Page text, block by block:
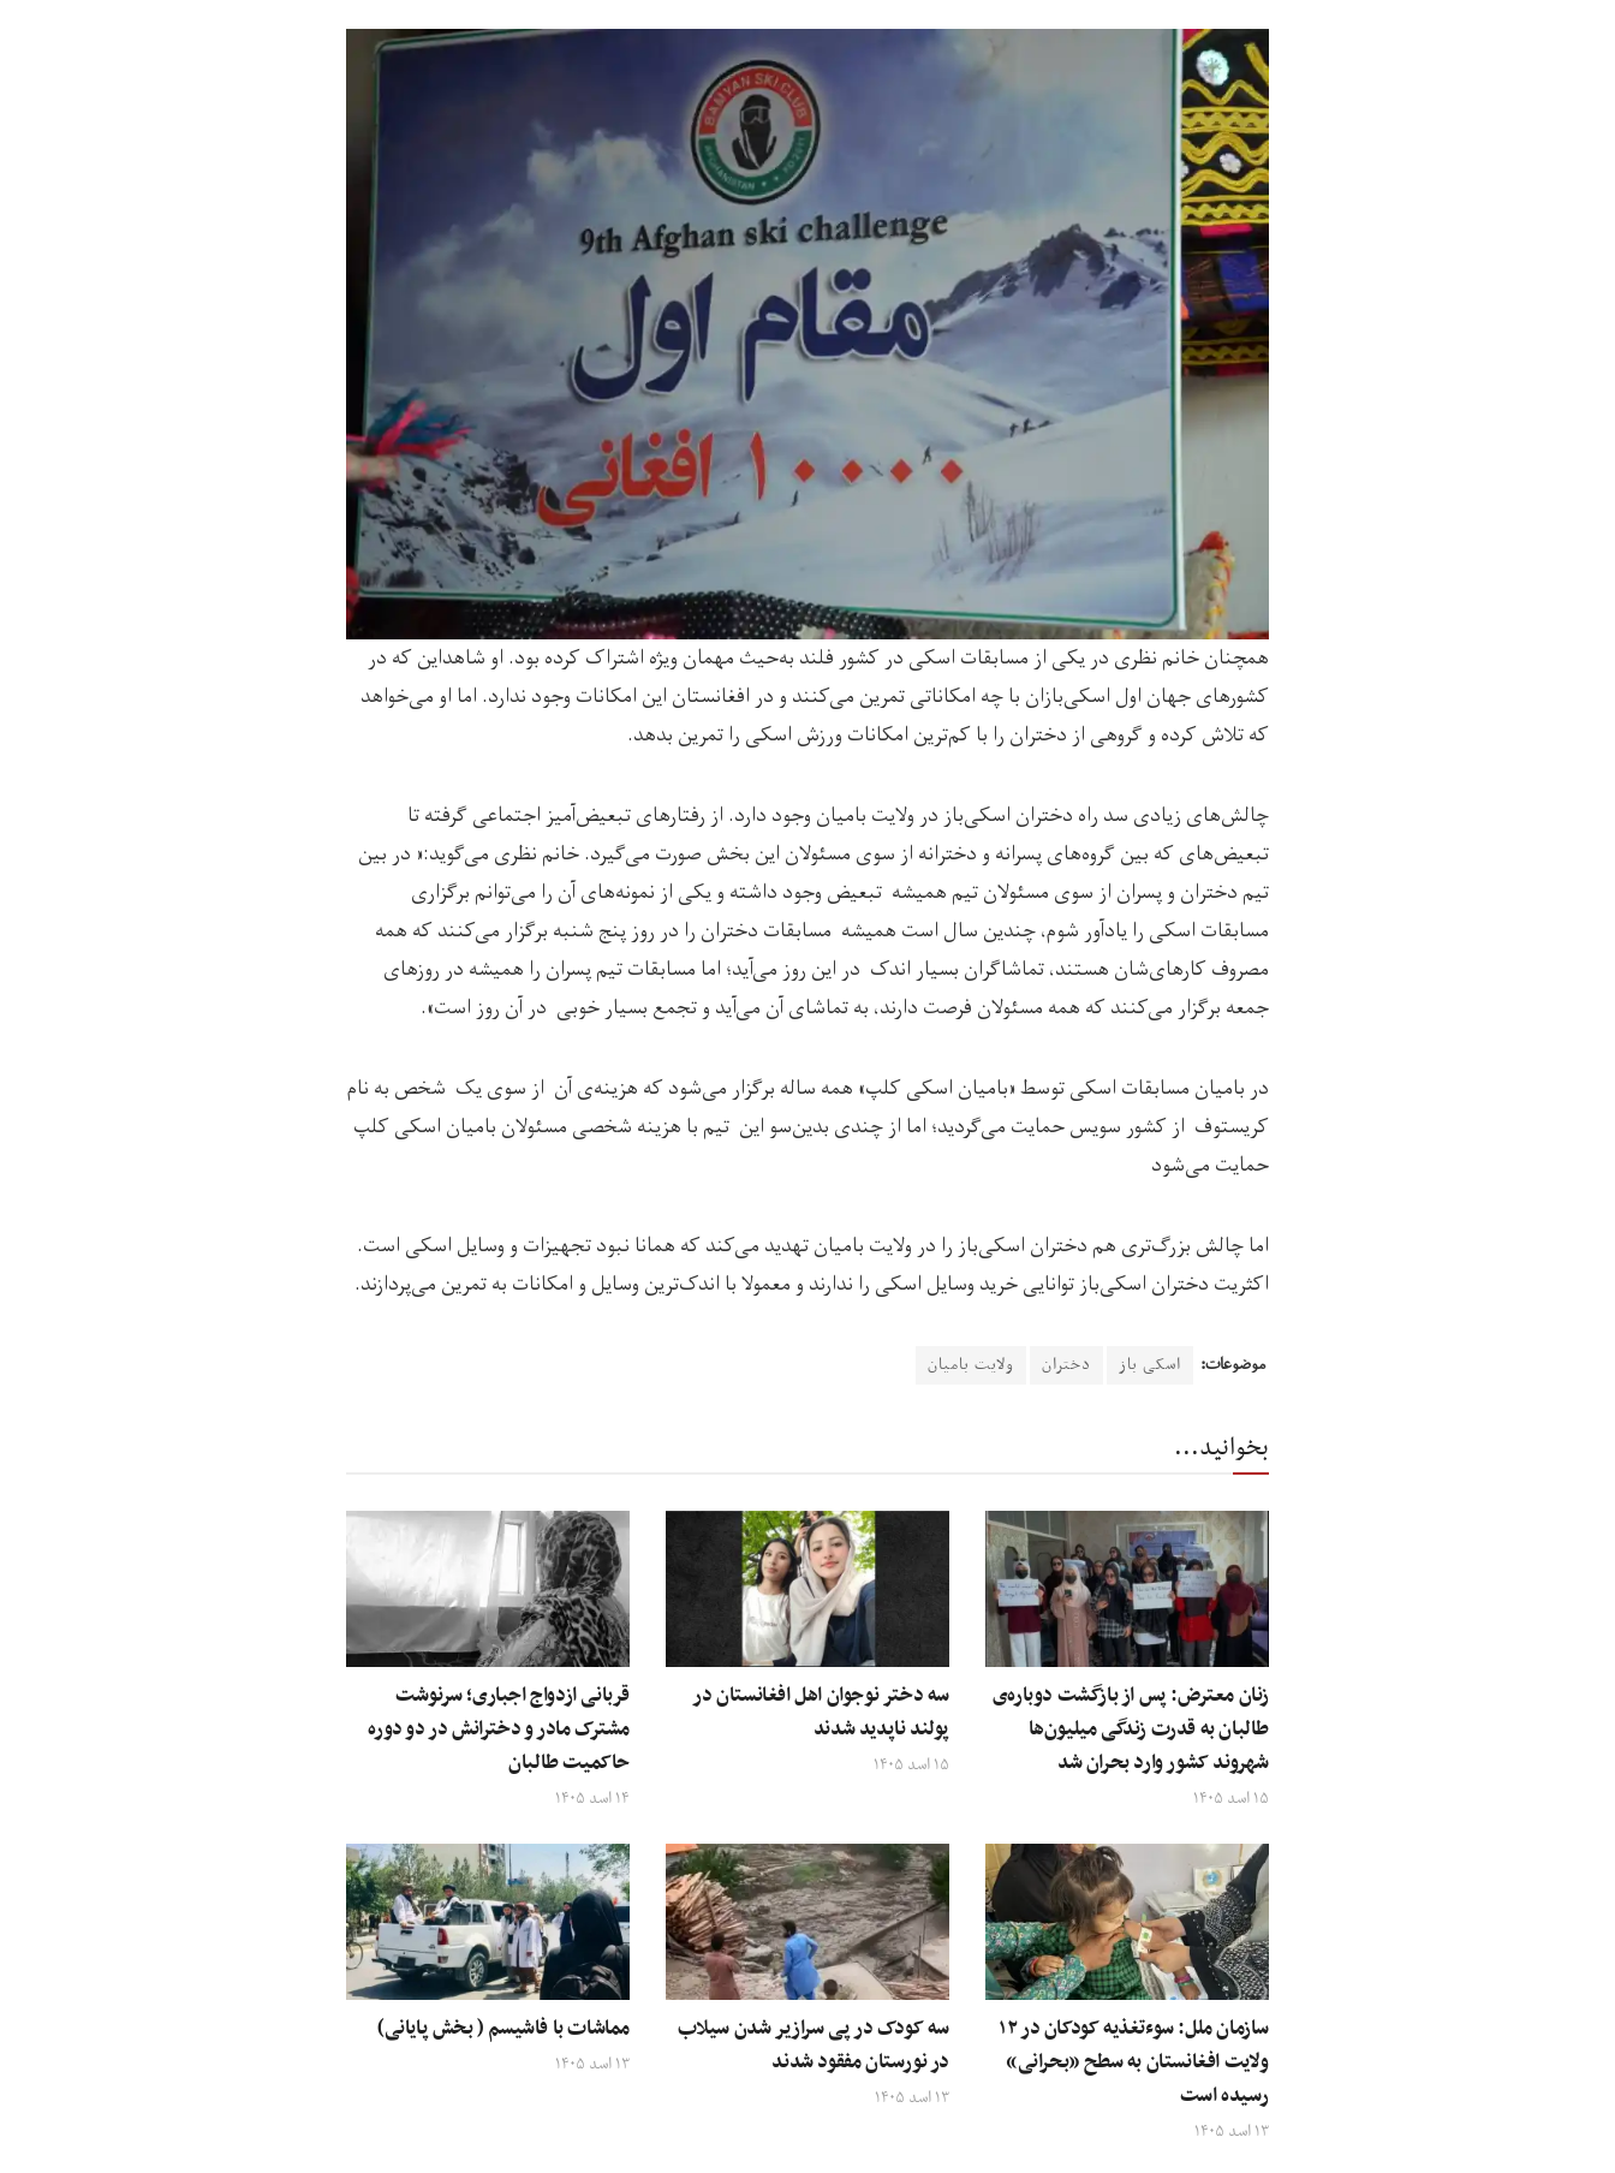
همچنان خانم نظری در یکی از مسابقات اسکی در کشور فلند به‌حیث مهمان ویژه اشتراک کرده بود. او شاهداین که در
کشورهای جهان اول اسکی‌بازان با چه امکاناتی تمرین می‌کنند و در افغانستان این امکانات وجود ندارد. اما او می‌خواهد
که تلاش کرده و گروهی از دختران را با کم‌ترین امکانات ورزش اسکی را تمرین بدهد.
چالش‌های زیادی سد راه دختران اسکی‌باز در ولایت بامیان وجود دارد. از رفتارهای تبعیض‌آمیز اجتماعی گرفته تا
تبعیض‌های که بین گروه‌های پسرانه و دخترانه از سوی مسئولان این بخش صورت می‌گیرد. خانم نظری می‌گوید:« در بین
تیم دختران و پسران از سوی مسئولان تیم همیشه تبعیض وجود داشته و یکی از نمونه‌های آن را می‌توانم برگزاری
مسابقات اسکی را یادآور شوم، چندین سال است همیشه مسابقات دختران را در روز پنج شنبه برگزار می‌کنند که همه
مصروف کارهای‌شان هستند، تماشاگران بسیار اندک در این روز می‌آید؛ اما مسابقات تیم پسران را همیشه در روزهای
جمعه برگزار می‌کنند که همه مسئولان فرصت دارند، به تماشای آن می‌آید و تجمع بسیار خوبی در آن روز است».
در بامیان مسابقات اسکی توسط «بامیان اسکی کلپ» همه ساله برگزار می‌شود که هزینه‌ی آن از سوی یک شخص به نام
کریستوف از کشور سویس حمایت می‌گردید؛ اما از چندی بدین‌سو این تیم با هزینه شخصی مسئولان بامیان اسکی کلپ
حمایت می‌شود
اما چالش بزرگ‌تری هم دختران اسکی‌باز را در ولایت بامیان تهدید می‌کند که همانا نبود تجهیزات و وسایل اسکی است.
اکثریت دختران اسکی‌باز توانایی خرید وسایل اسکی را ندارند و معمولا با اندک‌ترین وسایل و امکانات به تمرین می‌پردازند.
موضوعات: اسکی باز دختران ولایت بامیان
بخوانید...
زنان معترض: پس از بازگشت دوباره‌ی
طالبان به قدرت زندگی میلیون‌ها
شهروند کشور وارد بحران شد
۱۵ اسد ۱۴۰۵
سه دختر نوجوان اهل افغانستان در
پولند ناپدید شدند
۱۵ اسد ۱۴۰۵
قربانی ازدواج اجباری؛ سرنوشت
مشترک مادر و دخترانش در دو دوره
حاکمیت طالبان
۱۴ اسد ۱۴۰۵
سازمان ملل: سوءتغذیه کودکان در ۱۲
ولایت‌ افغانستان به سطح «بحرانی»
رسیده است
۱۳ اسد ۱۴۰۵
سه کودک در پی سرازیر شدن سیلاب
در نورستان مفقود شدند
۱۳ اسد ۱۴۰۵
مماشات با فاشیسم ( بخش پایانی)
۱۳ اسد ۱۴۰۵